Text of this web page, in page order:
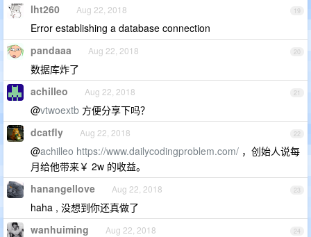
19
lht260 Aug 22, 2018
Error establishing a database connection
20
pandaaa Aug 22, 2018
数据库炸了
21
achilleo Aug 22, 2018
@vtwoextb 方便分享下吗？
22
dcatfly Aug 22, 2018
@achilleo https://www.dailycodingproblem.com/ ，创始人说每
月给他带来￥ 2w 的收益。
23
hanangellove Aug 22, 2018
haha , 没想到你还真做了
24
wanhuiming Aug 22, 2018